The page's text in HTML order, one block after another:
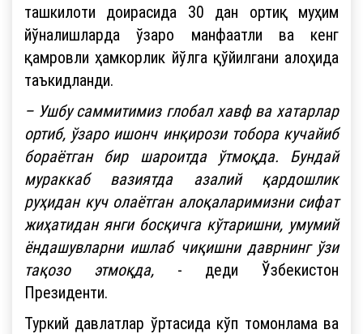
ташкилоти доирасида 30 дан ортиқ муҳим
йўналишларда ўзаро манфаатли ва кенг
қамровли ҳамкорлик йўлга қўйилгани алоҳида
таъкидланди.
– Ушбу саммитимиз глобал хавф ва хатарлар
ортиб, ўзаро ишонч инқирози тобора кучайиб
бораётган бир шароитда ўтмоқда. Бундай
мураккаб вазиятда азалий қардошлик
руҳидан куч олаётган алоқаларимизни сифат
жиҳатидан янги босқичга кўтаришни, умумий
ёндашувларни ишлаб чиқишни даврнинг ўзи
тақозо этмоқда,- деди Ўзбекистон
Президенти.
Туркий давлатлар ўртасида кўп томонлама ва